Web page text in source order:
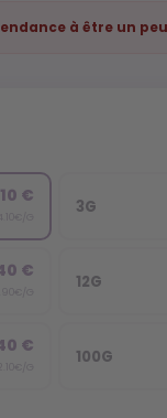
à être un
€ 3G
€ 12G
€ 100G